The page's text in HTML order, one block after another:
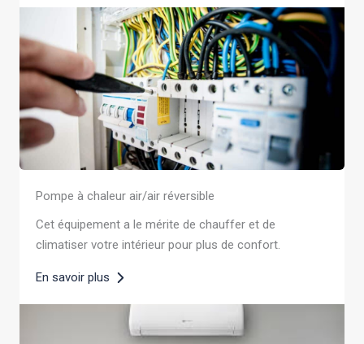
Pompe à chaleur air/air réversible
Cet équipement a le mérite de chauffer et de
climatiser votre intérieur pour plus de confort.
En savoir plus